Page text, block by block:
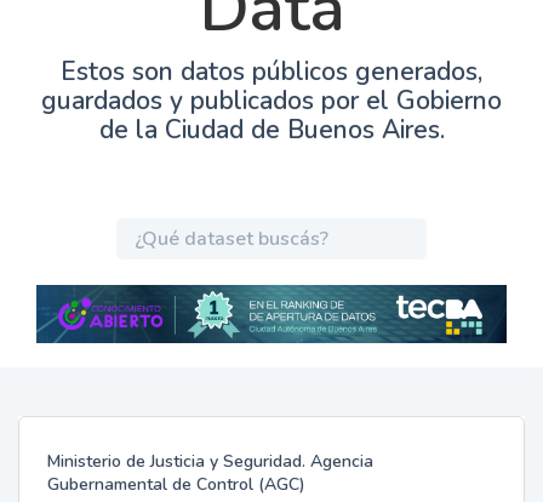
Estos son datos públicos generados,
guardados y publicados por el Gobierno
de la Ciudad de Buenos Aires.
Ministerio de Justicia y Seguridad. Agencia
Gubernamental de Control (AGC)